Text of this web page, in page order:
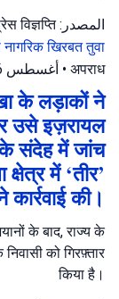
المصدر: आईडीएफ़ प्रेस विज्ञप्ति
नागरिकखिरबत तुवा
अपराध
• أغسطس 6, 2026 at 10:51 ص
के लड़ाकों ने
उसे इज़रायल
संदेह में जांच
में ‘तीर’
की।
के बाद, राज्य के
को गिरफ़्तार
किया है।